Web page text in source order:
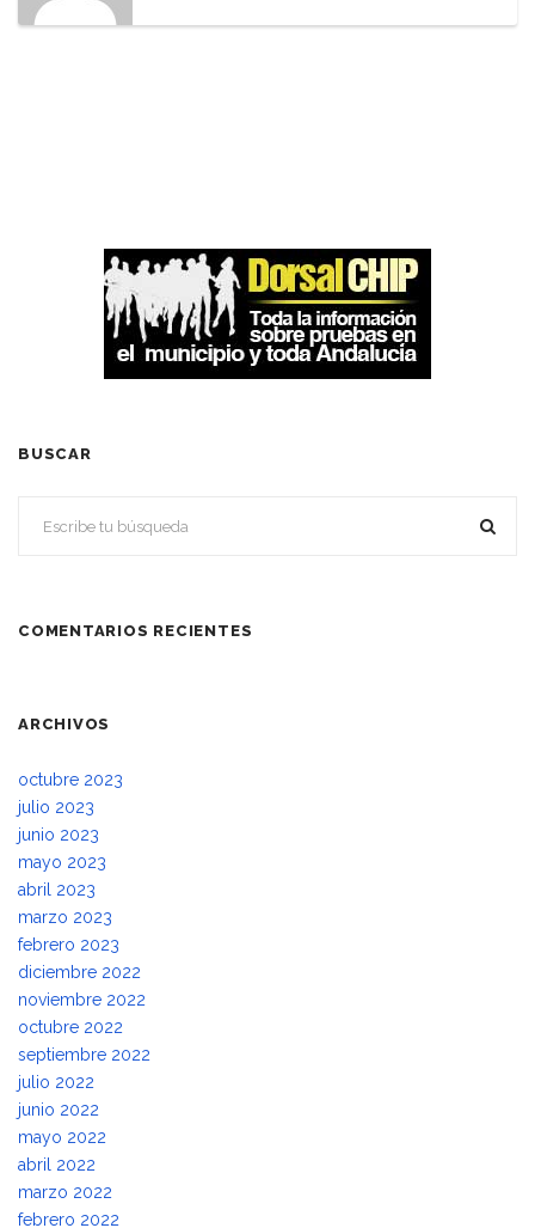
BUSCAR
COMENTARIOS RECIENTES
ARCHIVOS
octubre 2023
julio 2023
junio 2023
mayo 2023
abril 2023
marzo 2023
febrero 2023
diciembre 2022
noviembre 2022
octubre 2022
septiembre 2022
julio 2022
junio 2022
mayo 2022
abril 2022
marzo 2022
febrero 2022